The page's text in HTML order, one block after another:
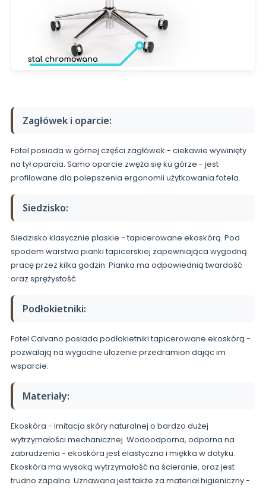
Zagłówek i oparcie:
Fotel posiada w górnej części zagłówek - ciekawie wywinięty
na tył oparcia. Samo oparcie zwęża się ku górze - jest
profilowane dla polepszenia ergonomii użytkowania fotela.
Siedzisko:
Siedzisko klasycznie płaskie - tapicerowane ekoskórą. Pod
spodem warstwa pianki tapicerskiej zapewniająca wygodną
pracę przez kilka godzin. Pianka ma odpowiednią twardość
oraz sprężystość.
Podłokietniki:
Fotel Calvano posiada podłokietniki tapicerowane ekoskórą -
pozwalają na wygodne ułozenie przedramion dając im
wsparcie.
Materiały:
Ekoskóra - imitacja skóry naturalnej o bardzo dużej
wytrzymałości mechanicznej. Wodoodporna, odporna na
zabrudzenia - ekoskóra jest elastyczna i miękka w dotyku.
Ekoskóra ma wysoką wytrzymałość na ścieranie, oraz jest
trudno zapalna. Uznawana jest także za materiał higieniczny -